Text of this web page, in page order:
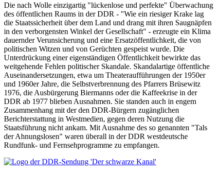
Die nach Wolle einzigartig "lückenlose und perfekte" Überwachung
des öffentlichen Raums in der DDR - "Wie ein riesiger Krake lag
die Staatssicherheit über dem Land und drang mit ihren Saugnäpfen
in den verborgensten Winkel der Gesellschaft" - erzeugte ein Klima
dauernder Verunsicherung und eine Ersatzöffentlichkeit, die von
politischen Witzen und von Gerüchten gespeist wurde. Die
Unterdrückung einer eigenständigen Öffentlichkeit bewirkte das
weitgehende Fehlen politischer Skandale. Skandalartige öffentliche
Auseinandersetzungen, etwa um Theateraufführungen der 1950er
und 1960er Jahre, die Selbstverbrennung des Pfarrers Brüsewitz
1976, die Ausbürgerung Biermanns oder die Kaffeekrise in der
DDR ab 1977 blieben Ausnahmen. Sie standen auch in engem
Zusammenhang mit der den DDR-Bürgern zugänglichen
Berichterstattung in Westmedien, gegen deren Nutzung die
Staatsführung nicht ankam. Mit Ausnahme des so genannten "Tals
der Ahnungslosen" waren überall in der DDR westdeutsche
Rundfunk- und Fernsehprogramme zu empfangen.